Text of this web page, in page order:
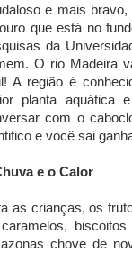
e mais
que está no
da
O rio Madeira
A região é
planta aquática
com o
e você sai
e o Calor
as crianças, os
chove de